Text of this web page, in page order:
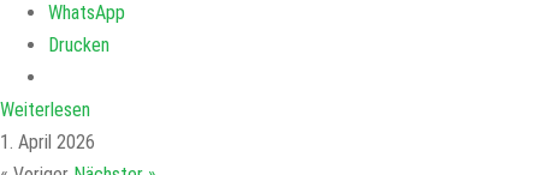
WhatsApp
Drucken
Weiterlesen
1. April 2026